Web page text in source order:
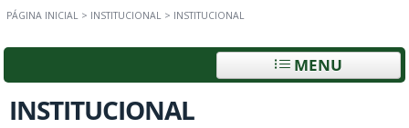
PÁGINA INICIAL > INSTITUCIONAL > INSTITUCIONAL
MENU
INSTITUCIONAL